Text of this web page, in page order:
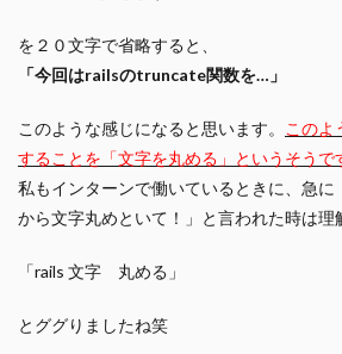
を２０文字で省略すると、
「今回はrailsのtruncate関数を…」
このような感じになると思います。
このよ
することを「文字を丸める」というそうで
私もインターンで働いているときに、急
から文字丸めといて！」と言われた時は理
「rails 文字 丸める」
とググりましたね笑